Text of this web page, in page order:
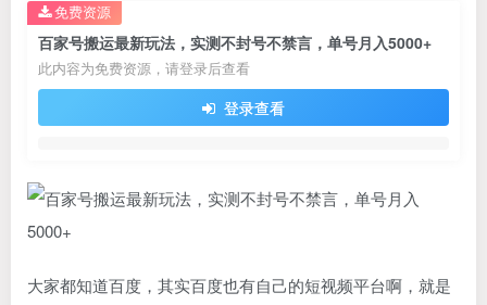
百家号搬运最新玩法，实测不封号不禁言，单号月入5000+
此内容为免费资源，请登录后查看
登录查看
免费资源
大家都知道百度，其实百度也有自己的短视频平台啊，就是